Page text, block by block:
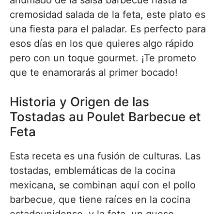
cremosidad salada de la feta, este plato es
una fiesta para el paladar. Es perfecto para
esos días en los que quieres algo rápido
pero con un toque gourmet. ¡Te prometo
que te enamorarás al primer bocado!
Historia y Origen de las
Tostadas au Poulet Barbecue et
Feta
Esta receta es una fusión de culturas. Las
tostadas, emblemáticas de la cocina
mexicana, se combinan aquí con el pollo
barbecue, que tiene raíces en la cocina